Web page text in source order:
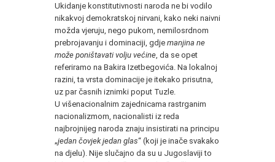
Ukidanje konstitutivnosti naroda ne bi vodilo
nikakvoj demokratskoj nirvani, kako neki naivni
možda vjeruju, nego pukom, nemilosrdnom
prebrojavanju i dominaciji, gdje manjina ne
može poništavati volju većine , da se opet
referiramo na Bakira Izetbegovića. Na lokalnoj
razini, ta vrsta dominacije je itekako prisutna,
uz par časnih iznimki poput Tuzle.
U višenacionalnim zajednicama rastrganim
nacionalizmom, nacionalisti iz reda
najbrojnijeg naroda znaju insistirati na principu
„jedan čovjek jedan glas“ (koji je inače svakako
na djelu). Nije slučajno da su u Jugoslaviji to